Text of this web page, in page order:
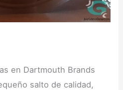
en Dartmouth Brands
salto de calidad,